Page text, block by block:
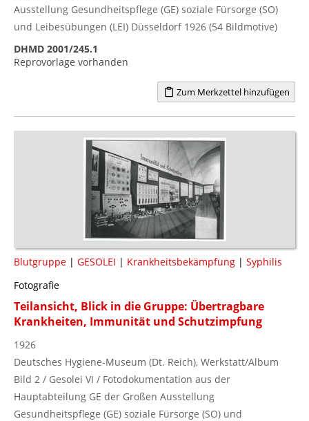
Ausstellung Gesundheitspflege (GE) soziale Fürsorge (SO)
und Leibesübungen (LEI) Düsseldorf 1926 (54 Bildmotive)
DHMD 2001/245.1
Reprovorlage vorhanden
Zum Merkzettel hinzufügen
Blutgruppe | GESOLEI | Krankheitsbekämpfung | Syphilis
Fotografie
Teilansicht, Blick in die Gruppe: Übertragbare
Krankheiten, Immunität und Schutzimpfung
1926
Deutsches Hygiene-Museum (Dt. Reich), Werkstatt/Album
Bild 2 / Gesolei VI / Fotodokumentation aus der
Hauptabteilung GE der Großen Ausstellung
Gesundheitspflege (GE) soziale Fürsorge (SO) und